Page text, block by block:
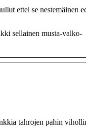
ettei se nestemäinen
sellainen musta-valko-
tahrojen pahin